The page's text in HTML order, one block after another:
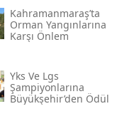
Kahramanmaraş’ta
Orman Yangınlarına
Karşı Önlem
Yks Ve Lgs
Şampiyonlarına
Büyükşehir’den Ödül